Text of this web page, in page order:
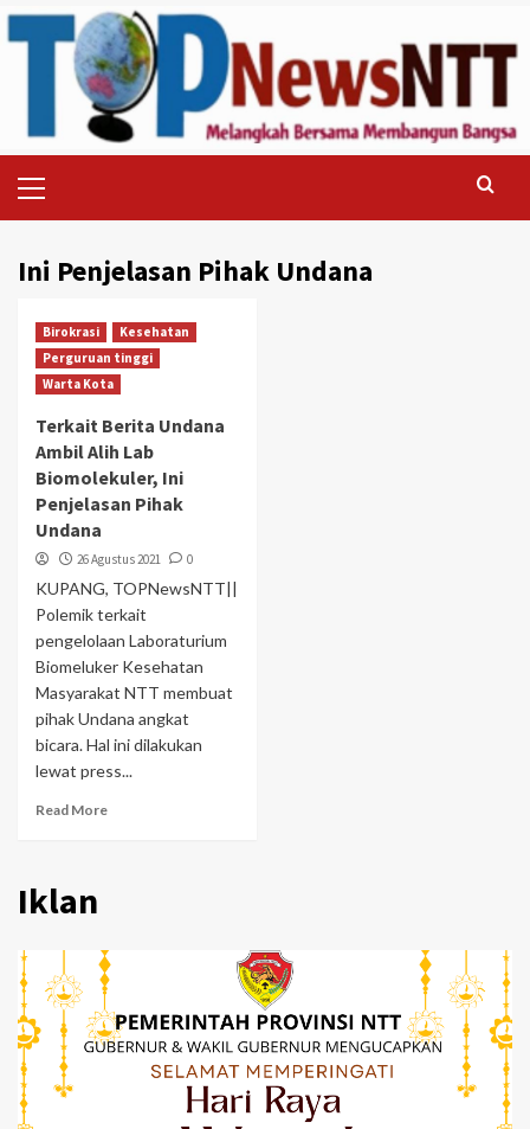
Skip
to
Menu
Ini Penjelasan Pihak Undana
Birokrasi
Kesehatan
Perguruan tinggi
Warta Kota
Terkait Berita Undana
Ambil Alih Lab
Biomolekuler, Ini
Penjelasan Pihak
Undana
26 Agustus 2021 0
KUPANG, TOPNewsNTT||
Polemik terkait
pengelolaan Laboraturium
Biomeluker Kesehatan
Masyarakat NTT membuat
pihak Undana angkat
bicara. Hal ini dilakukan
lewat press...
Read More
Iklan